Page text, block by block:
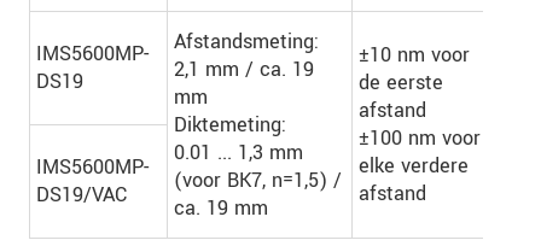
IMS5600MP-
DS19
Afstandsmeting:
2,1 mm / ca. 19
mm
Diktemeting:
0.01 ... 1,3 mm
(voor BK7, n=1,5) /
ca. 19 mm
±10 nm voor
de eerste
afstand
±100 nm voor
elke verdere
afstand
IMS5600MP-
DS19/VAC